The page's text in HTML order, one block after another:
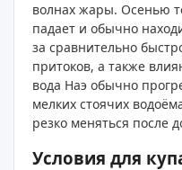
волнах жары. Осенью
падает и обычно
за сравнительно
притоков, а также
вода Наэ обычно
мелких стоячих
резко меняться после
Условия для